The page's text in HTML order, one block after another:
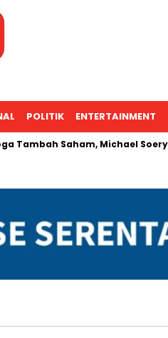
POLITIK ENTERTAINMENT
Saham, Michael